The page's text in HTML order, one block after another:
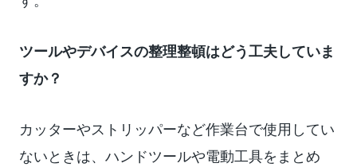
ツールやデバイスの整理整頓はどう工夫していま
すか？
カッターやストリッパーなど作業台で使用してい
ないときは、ハンドツールや電動工具をまとめ